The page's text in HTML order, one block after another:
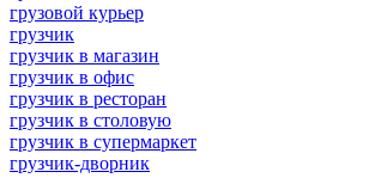
грузовой курьер
грузчик
грузчик в магазин
грузчик в офис
грузчик в ресторан
грузчик в столовую
грузчик в супермаркет
грузчик-дворник